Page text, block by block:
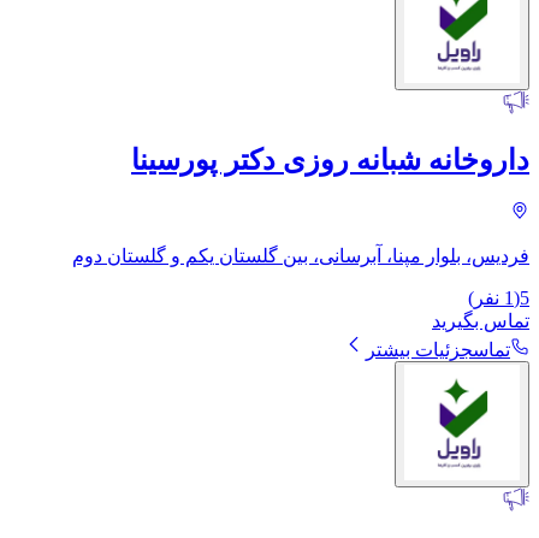
داروخانه شبانه روزی دکتر پورسینا
فردیس، بلوار مپنا، آبرسانی، بین گلستان یکم و گلستان دوم
5
(
1 نفر)
تماس بگیرید
تماسجزئیات بیشتر